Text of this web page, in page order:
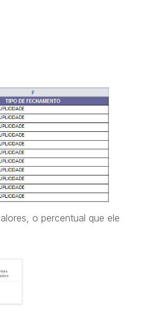
o percentual que ele